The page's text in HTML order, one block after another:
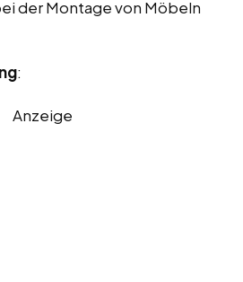
der Montage von Möbeln
:
Anzeige